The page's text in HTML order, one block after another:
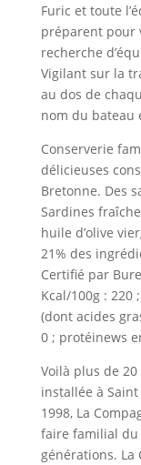
Furic et toute
préparent pour
recherche
Vigilant sur la
au dos de
nom du bateau
Conserverie
délicieuses
Bretonne. Des
Sardines
huile d’olive
21% des
Certifié par
Kcal/100g : 220
(dont acides
0 ; protéinews
Voilà plus de
installée à
1998, La
faire familial du
générations. La